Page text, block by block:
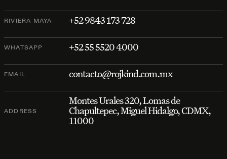
RIVIERA MAYA +52 9843 173 728
WHATSAPP +52 55 5520 4000
EMAIL contacto@rojkind.com.mx
ADDRESS
Montes Urales 320, Lomas de
Chapultepec, Miguel Hidalgo, CDMX,
11000